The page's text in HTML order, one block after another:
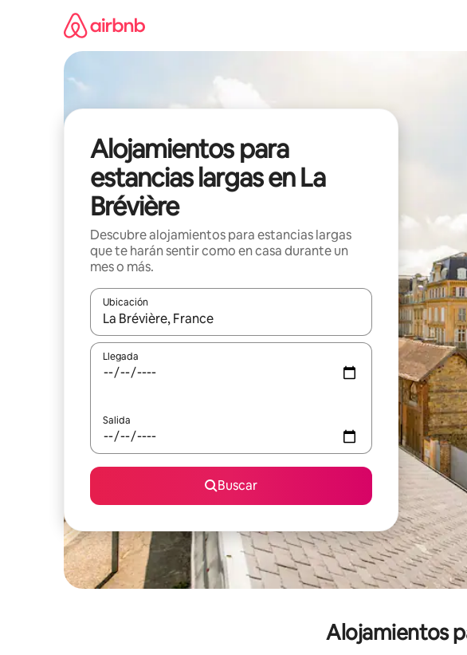
Alojamientos para
estancias largas en La
Brévière
Descubre alojamientos para estancias largas
que te harán sentir como en casa durante un
mes o más.
Ubicación
Cuando los resultados estén disponibles, podrás navegar usando las
Llegada
Salida
Buscar
Alojamientos